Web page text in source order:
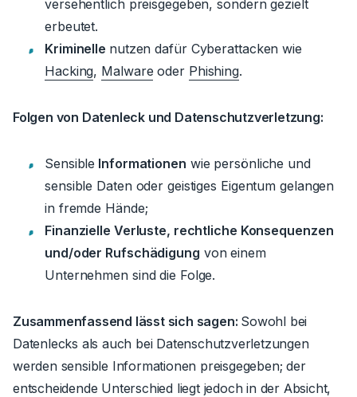
versehentlich preisgegeben, sondern gezielt
erbeutet.
Kriminelle nutzen dafür Cyberattacken wie
Hacking, Malware oder Phishing.
Folgen von Datenleck und Datenschutzverletzung:
Sensible Informationen wie persönliche und
sensible Daten oder geistiges Eigentum gelangen
in fremde Hände;
Finanzielle Verluste, rechtliche Konsequenzen
und/oder Rufschädigung von einem
Unternehmen sind die Folge.
Zusammenfassend lässt sich sagen: Sowohl bei
Datenlecks als auch bei Datenschutzverletzungen
werden sensible Informationen preisgegeben; der
entscheidende Unterschied liegt jedoch in der Absicht,